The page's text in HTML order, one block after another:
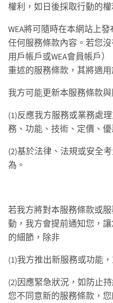
權利，如日後採取行動的權
WEA將可隨時在本網站上
任何服務條款內容。若您沒
用戶帳戶或WEA會員帳戶
重述的服務條款，其將適用
我方可能更新本服務條款
(1)反應我方服務或業務處
務、功能、技術、定價、
(2)基於法律、法規或安全
為。
若我方將對本服務條款或
動，我方會提前通知您，
的細節，除非
(1)我方推出新服務或功能
(2)因應緊急狀況，如防止
您不同意新的服務條款，